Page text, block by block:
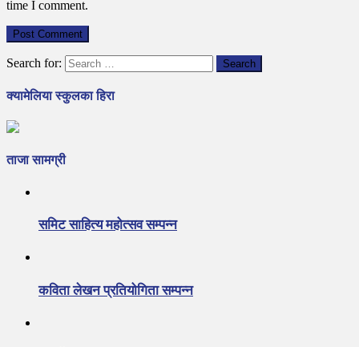
time I comment.
Search for:
क्यामेलिया स्कुलका हिरा
ताजा सामग्री
समिट साहित्य महोत्सव सम्पन्न
कविता लेखन प्रतियोगिता सम्पन्न